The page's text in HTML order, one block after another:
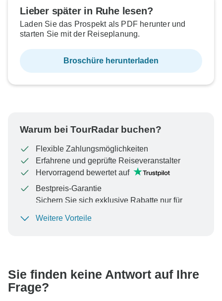
Lieber später in Ruhe lesen?
Laden Sie das Prospekt als PDF herunter und
starten Sie mit der Reiseplanung.
Broschüre herunterladen
Warum bei TourRadar buchen?
Flexible Zahlungsmöglichkeiten
Erfahrene und geprüfte Reiseveranstalter
Hervorragend bewertet auf
Bestpreis-Garantie
Sichern Sie sich exklusive Rabatte nur für
Weitere Vorteile
Sie finden keine Antwort auf Ihre
Frage?